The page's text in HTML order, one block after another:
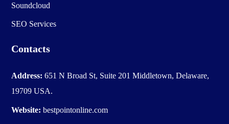
Soundcloud
SEO Services
Contacts
Address: 651 N Broad St, Suite 201 Middletown, Delaware,
19709 USA.
Website: bestpointonline.com